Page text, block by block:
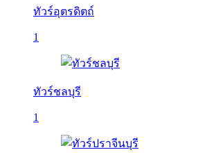
ทัวร์อุตรดิตถ์
1
ทัวร์ชลบุรี
1